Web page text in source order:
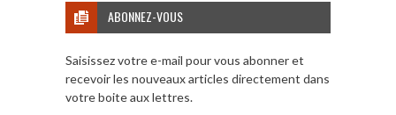
ABONNEZ-VOUS
Saisissez votre e-mail pour vous abonner et
recevoir les nouveaux articles directement dans
votre boite aux lettres.